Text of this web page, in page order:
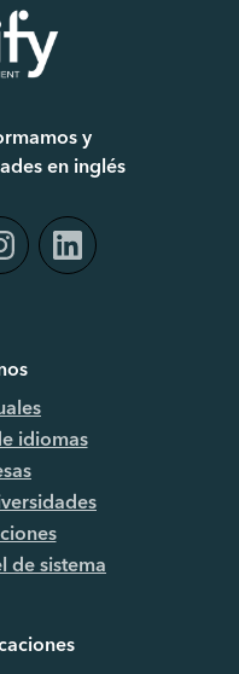
y
en inglés
idiomas
de sistema